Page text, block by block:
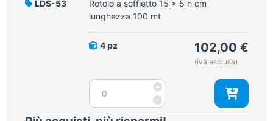
x
cm
quantità
LDS-53
Rotolo a soffietto 15 x 5 h cm
lunghezza 100 mt
4 pz 102,00 €
(iva esclusa)
-
Rotolo
soffietto
+